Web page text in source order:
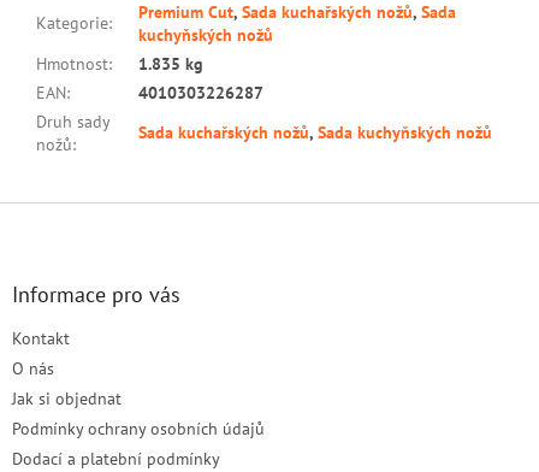
Kategorie: Premium Cut, Sada kuchařských nožů, Sada
kuchyňských nožů
Hmotnost:
1.835 kg
EAN:
4010303226287
Druh sady
nožů:
Sada kuchařských nožů, Sada kuchyňských nožů
Informace pro vás
Kontakt
O nás
Jak si objednat
Podmínky ochrany osobních údajů
Dodací a platební podmínky